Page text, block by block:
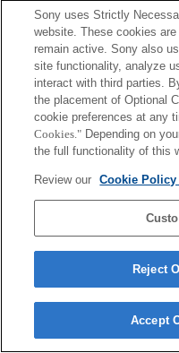
如果您旋转可变光圈环，
件版本为 Ver.1.02 或更高版
当您采用“记忆”功能存储设
在相机上安装了系统软件
按钮。
Terms of Use Contact Us
Sony uses Strictly
website. These cookies
remain active. Sony also
site functionality, analyze
interact with third parties.
the placement of Optional
cookie preferences at any
Cookies." Depending on
the full functionality of this
Review our Cookie
Reject
Accept